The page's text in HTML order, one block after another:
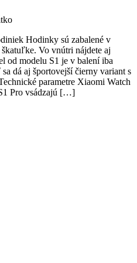
Hodinky sú zabalené v
Vo vnútri nájdete aj
od modelu S1 je v balení iba
dá aj športovejší čierny variant s
parametre Xiaomi Watch
Pro vsádzajú […]